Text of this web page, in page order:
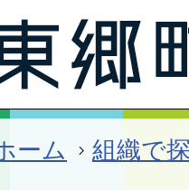
ーム 組織で